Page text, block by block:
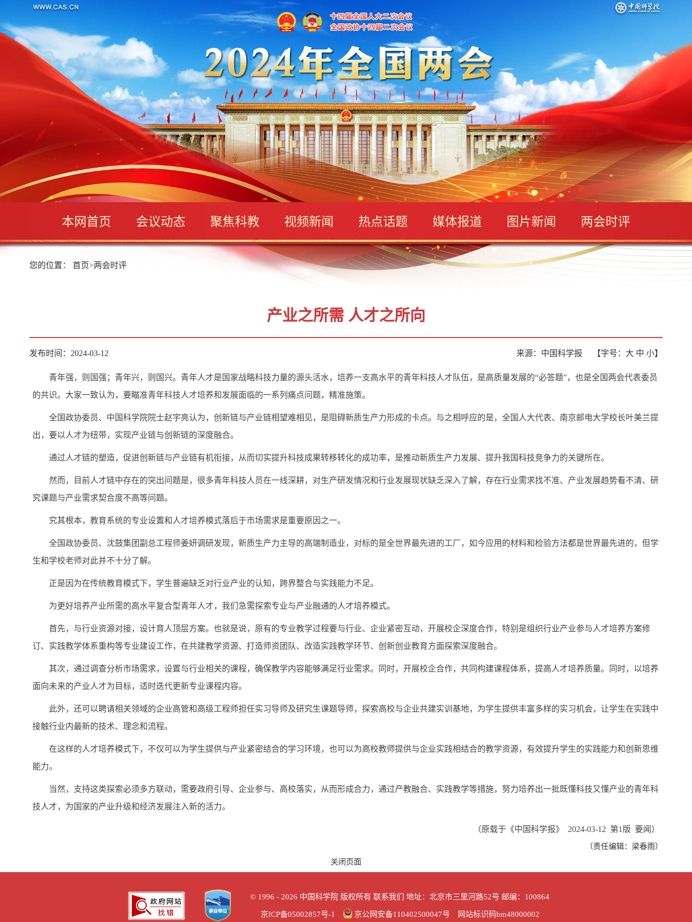
本网首页 会议动态 聚焦科教 视频新闻 热点话题 媒体报道 图片新闻 两会时评
您的位置： 首页>两会时评
产业之所需 人才之所向
发布时间：2024-03-12 来源：中国科学报 【字号： 大 中 小】
青年强，则国强；青年兴，则国兴。青年人才是国家战略科技力量的源头活水，培养一支高水平的青年科技人才队伍，是高质量发展的“必答题”，也是全国两会代表委员
的共识。大家一致认为，要瞄准青年科技人才培养和发展面临的一系列痛点问题，精准施策。
全国政协委员、中国科学院院士赵宇亮认为，创新链与产业链相望难相见，是阻碍新质生产力形成的卡点。与之相呼应的是，全国人大代表、南京邮电大学校长叶美兰提
出，要以人才为纽带，实现产业链与创新链的深度融合。
通过人才链的塑造，促进创新链与产业链有机衔接，从而切实提升科技成果转移转化的成功率，是推动新质生产力发展、提升我国科技竞争力的关键所在。
然而，目前人才链中存在的突出问题是，很多青年科技人员在一线深耕，对生产研发情况和行业发展现状缺乏深入了解，存在行业需求找不准、产业发展趋势看不清、研
究课题与产业需求契合度不高等问题。
究其根本，教育系统的专业设置和人才培养模式落后于市场需求是重要原因之一。
全国政协委员、沈鼓集团副总工程师姜妍调研发现，新质生产力主导的高端制造业，对标的是全世界最先进的工厂，如今应用的材料和检验方法都是世界最先进的，但学
生和学校老师对此并不十分了解。
正是因为在传统教育模式下，学生普遍缺乏对行业产业的认知，跨界整合与实践能力不足。
为更好培养产业所需的高水平复合型青年人才，我们急需探索专业与产业融通的人才培养模式。
首先，与行业资源对接，设计育人顶层方案。也就是说，原有的专业教学过程要与行业、企业紧密互动，开展校企深度合作，特别是组织行业产业参与人才培养方案修
订、实践教学体系重构等专业建设工作，在共建教学资源、打造师资团队、改造实践教学环节、创新创业教育方面探索深度融合。
其次，通过调查分析市场需求，设置与行业相关的课程，确保教学内容能够满足行业需求。同时，开展校企合作，共同构建课程体系，提高人才培养质量。同时，以培养
面向未来的产业人才为目标，适时迭代更新专业课程内容。
此外，还可以聘请相关领域的企业高管和高级工程师担任实习导师及研究生课题导师，探索高校与企业共建实训基地，为学生提供丰富多样的实习机会，让学生在实践中
接触行业内最新的技术、理念和流程。
在这样的人才培养模式下，不仅可以为学生提供与产业紧密结合的学习环境，也可以为高校教师提供与企业实践相结合的教学资源，有效提升学生的实践能力和创新思维
能力。
当然，支持这类探索必须多方联动，需要政府引导、企业参与、高校落实，从而形成合力，通过产教融合、实践教学等措施，努力培养出一批既懂科技又懂产业的青年科
技人才，为国家的产业升级和经济发展注入新的活力。
（原载于《中国科学报》 2024-03-12 第1版 要闻）
（责任编辑：梁春雨）
关闭页面
© 1996 - 2026 中国科学院 版权所有联系我们 地址：北京市三里河路52号 邮编：100864
京ICP备05002857号-1 京公网安备110402500047号 网站标识码bm48000002